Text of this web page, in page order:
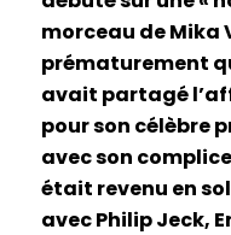
morceau de Mika
prématurement
avait partagé
pour son célèbre
avec son
était revenu en
avec Philip Jeck,